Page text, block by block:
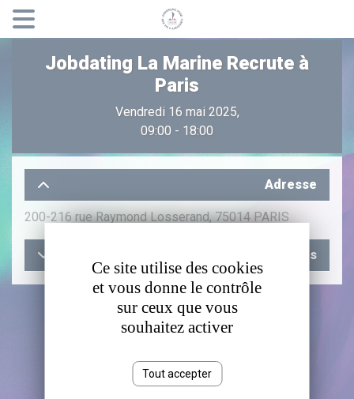
Jobdating La Marine Recrute à
Paris
Vendredi 16 mai 2025,
09:00 - 18:00
Adresse
200-216 rue Raymond Losserand, 75014 PARIS
Transports
Panneau de gestion des cookies
Ce site utilise des cookies
et vous donne le contrôle
sur ceux que vous
souhaitez activer
Tout accepter